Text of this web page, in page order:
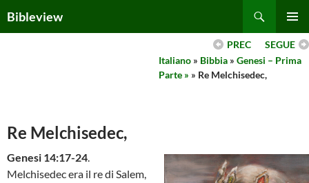
toBibleview
MENU
SEGUE
PREC
Italiano » Bibbia » Genesi – Prima
Parte » » Re Melchisedec,
Re Melchisedec,
Genesi 14:17-24.
Melchisedec era il re di Salem,